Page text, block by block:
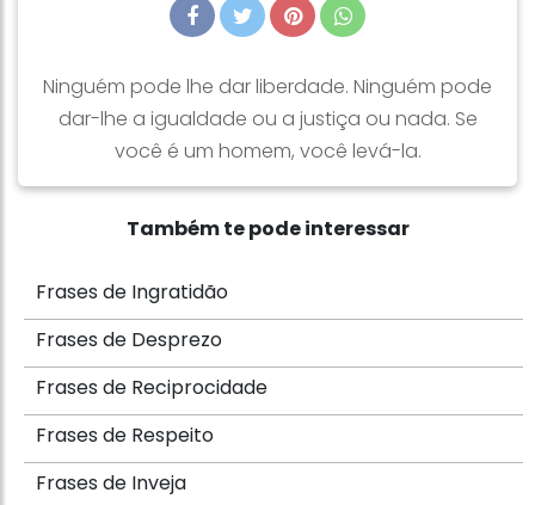
Ninguém pode lhe dar liberdade. Ninguém pode
dar-lhe a igualdade ou a justiça ou nada. Se
você é um homem, você levá-la.
Também te pode interessar
Frases de Ingratidão
Frases de Desprezo
Frases de Reciprocidade
Frases de Respeito
Frases de Inveja